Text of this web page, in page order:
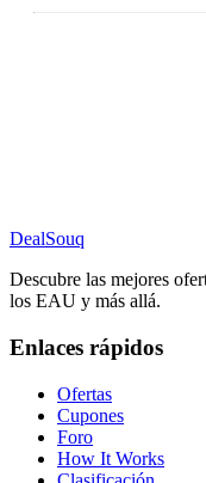
DealSouq
Descubre las mejores
los EAU y más allá.
Enlaces rápidos
Ofertas
Cupones
Foro
How It Works